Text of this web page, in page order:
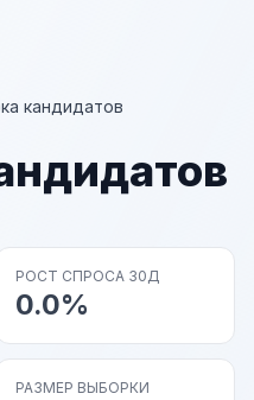
кандидатов
РОСТ СПРОСА 30Д
0.0%
РАЗМЕР ВЫБОРКИ